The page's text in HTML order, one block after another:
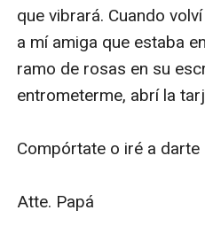
que vibrará. Cuando
a mí amiga que estaba
ramo de rosas en su
entrometerme, abrí la
Compórtate o iré a darte
Atte. Papá